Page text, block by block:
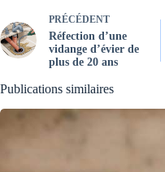
PRÉCÉDENT
Réfection d’une
vidange d’évier de
plus de 20 ans
Publications similaires